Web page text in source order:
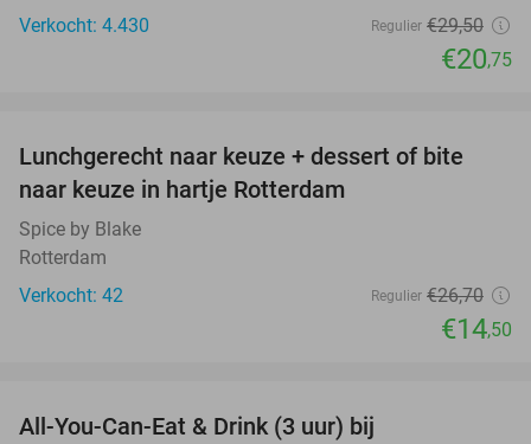
Verkocht: 4.430
Regulier €29,50
€20,75
46%
Lunchgerecht naar keuze + dessert of bite
naar keuze in hartje Rotterdam
Spice by Blake
Rotterdam
Verkocht: 42
Regulier €26,70
€14,50
All-You-Can-Eat & Drink (3 uur) bij